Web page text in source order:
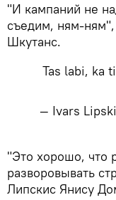
​"И кампаний не
съедим, ням-
Шкутанс.
Tas labi, ka
— Ivars
​"Это хорошо, что
разворовывать
Липскис Янису